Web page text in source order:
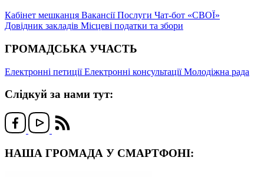
Кабінет мешканця ВакансіїПослуги Чат-бот «СВОЇ»
Довідник закладів Місцеві податки та збори
ГРОМАДСЬКА УЧАСТЬ
Електронні петиціїЕлектронні консультаціїМолодіжна рада
Слідкуй за нами тут:
НАША ГРОМАДА У СМАРТФОНІ: